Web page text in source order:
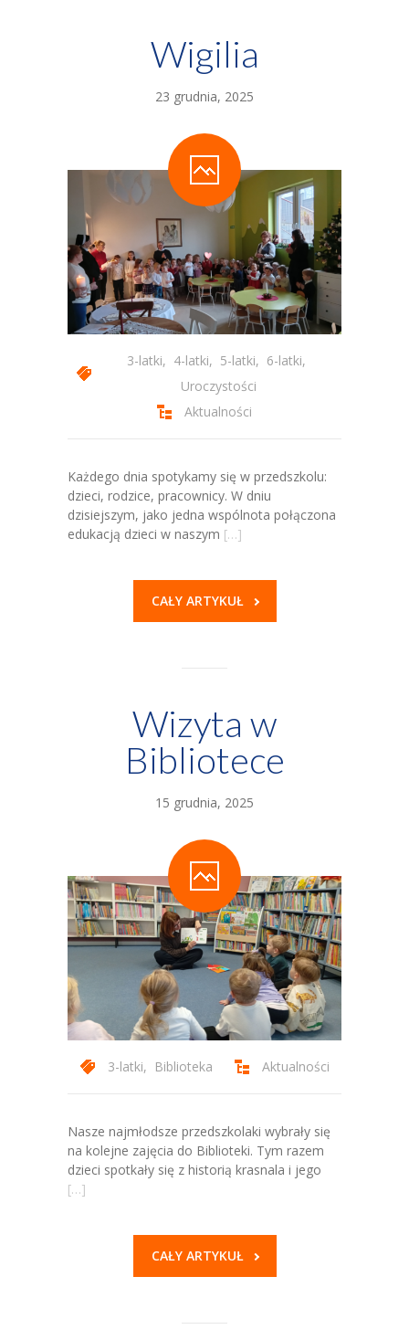
-- Zajęcia Obowiązkowe
-- Zajęcia Dodatkowe
-- Programy autorskie
-- Podstawa Programowa
-- Plan Dnia
Aktualności
Galeria
-- Wydarzenia Wspólne
-- Grupa 3-latków
-- Grupa 5-latków
-- Grupa 6-latków
-- Opłaty
-- Do pobrania
Wigilia
23 grudnia, 2025
3-latki, 4-latki, 5-latki, 6-latki,
Uroczystości
Aktualności
Każdego dnia spotykamy się w przedszkolu:
dzieci, rodzice, pracownicy. W dniu
dzisiejszym, jako jedna wspólnota połączona
edukacją dzieci w naszym […]
CAŁY ARTYKUŁ
Wizyta w
Bibliotece
15 grudnia, 2025
3-latki, Biblioteka Aktualności
Nasze najmłodsze przedszkolaki wybrały się
na kolejne zajęcia do Biblioteki. Tym razem
dzieci spotkały się z historią krasnala i jego
[…]
CAŁY ARTYKUŁ